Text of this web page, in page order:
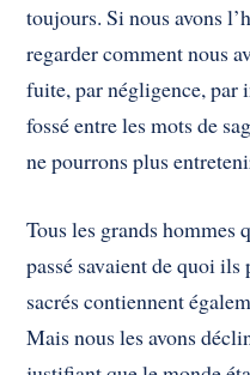
toujours. Si nous avons
regarder comment nous
fuite, par négligence, par
fossé entre les mots de
ne pourrons plus
Tous les grands hommes
passé savaient de quoi
sacrés contiennent
Mais nous les avons